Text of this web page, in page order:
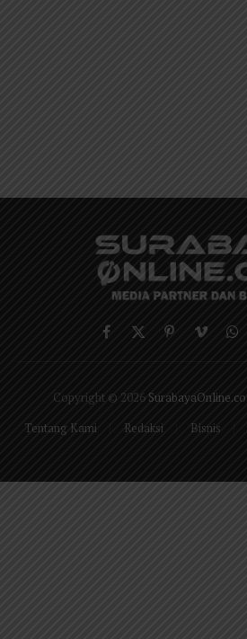
Facebook
X
PinterestVimeo
Copyright © 2026 SurabayaOnline.co
Tentang Kami
Redaksi Bisnis